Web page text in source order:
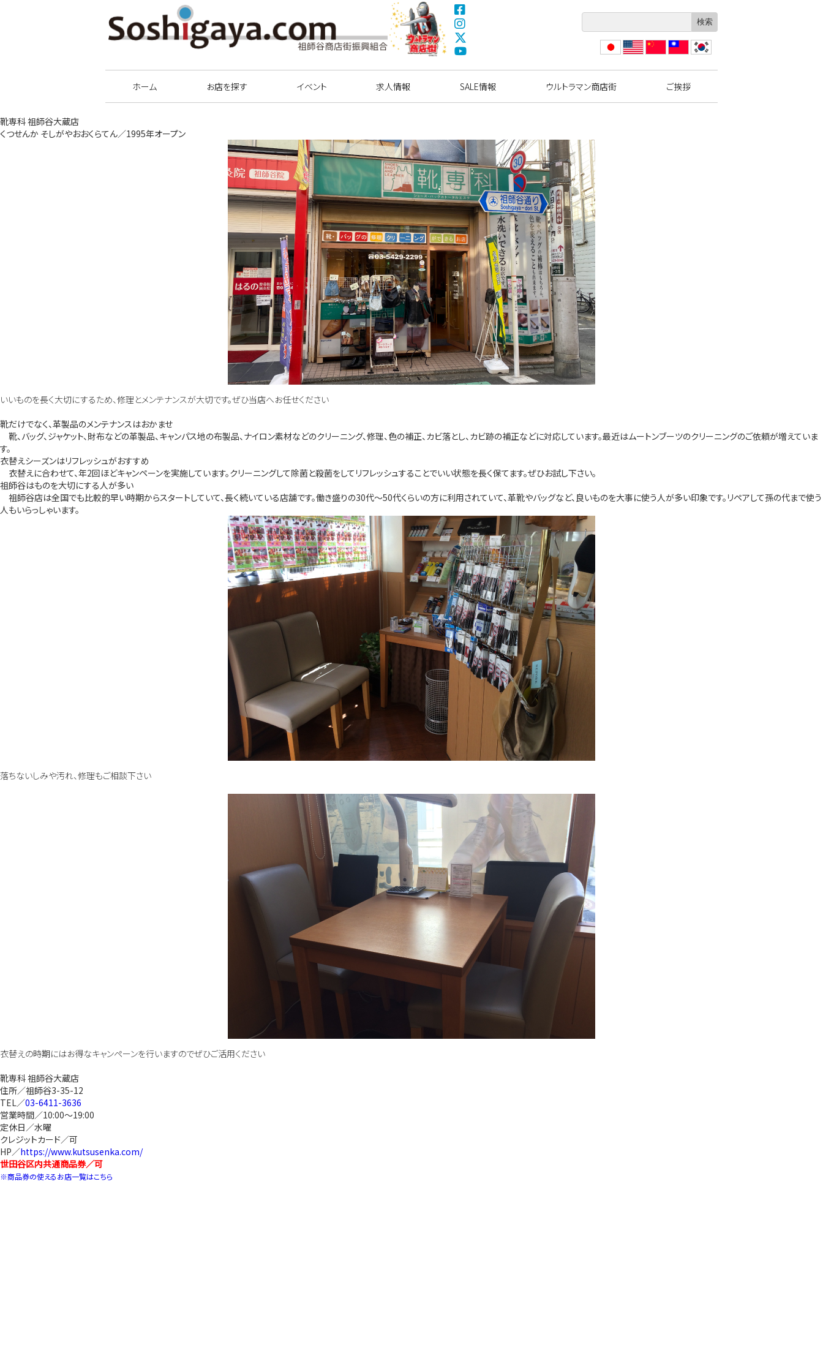
Fa
ce
bo
ok
Ins
tag
m
X(
itte
r)
ub
e
語
sh
中文 中文
ホーム お店を探す イベント 求人情報 SALE情報 ウルトラマン商店街 ご挨拶
靴専科 祖師谷大蔵店
くつせんか そしがやおおくらてん／1995年オープン
いいものを長く大切にするため、修理とメンテナンスが大切です。ぜひ当店へお任せください
靴だけでなく、革製品のメンテナンスはおかませ
靴、バッグ、ジャケット、財布などの革製品、キャンパス地の布製品、ナイロン素材などのクリーニング、修理、色の補正、カビ落とし、カビ跡の補正などに対応しています。最近はムートンブーツのクリーニングのご依頼が増えていま
す。
衣替えシーズンはリフレッシュがおすすめ
衣替えに合わせて、年2回ほどキャンペーンを実施しています。クリーニングして除菌と殺菌をしてリフレッシュすることでいい状態を長く保てます。ぜひお試し下さい。
祖師谷はものを大切にする人が多い
祖師谷店は全国でも比較的早い時期からスタートしていて、長く続いている店舗です。働き盛りの30代～50代くらいの方に利用されていて、革靴やバッグなど、良いものを大事に使う人が多い印象です。リペアして孫の代まで使う
人もいらっしゃいます。
落ちないしみや汚れ、修理もご相談下さい
衣替えの時期にはお得なキャンペーンを行いますのでぜひご活用ください
靴専科 祖師谷大蔵店
住所／祖師谷3-35-12
TEL／03-6411-3636
営業時間／10:00～19:00
定休日／水曜
クレジットカード／可
HP／https://www.kutsusenka.com/
世田谷区内共通商品券／可
※商品券の使えるお店一覧はこちら